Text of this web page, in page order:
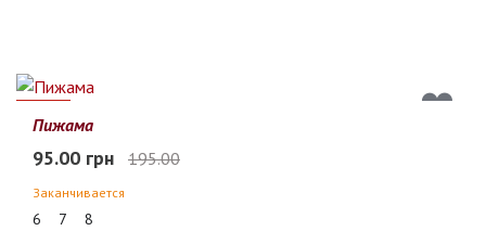
51%
Пижама
95.00 грн 195.00
Заканчивается
6 7 8